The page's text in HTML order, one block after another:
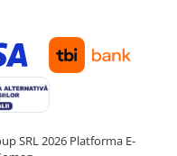
SRL 2026 Platforma E-